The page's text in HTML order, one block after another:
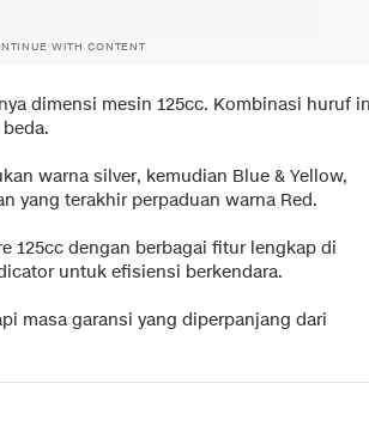
WITH CONTENT
dimensi mesin 125cc. Kombinasi huruf
warna silver, kemudian Blue & Yellow,
yang terakhir perpaduan warna Red.
125cc dengan berbagai fitur lengkap di
untuk efisiensi berkendara.
masa garansi yang diperpanjang dari